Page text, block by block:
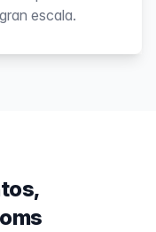
escala.